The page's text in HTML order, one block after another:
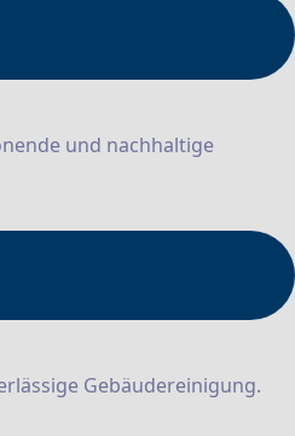
und nachhaltige
Gebäudereinigung.